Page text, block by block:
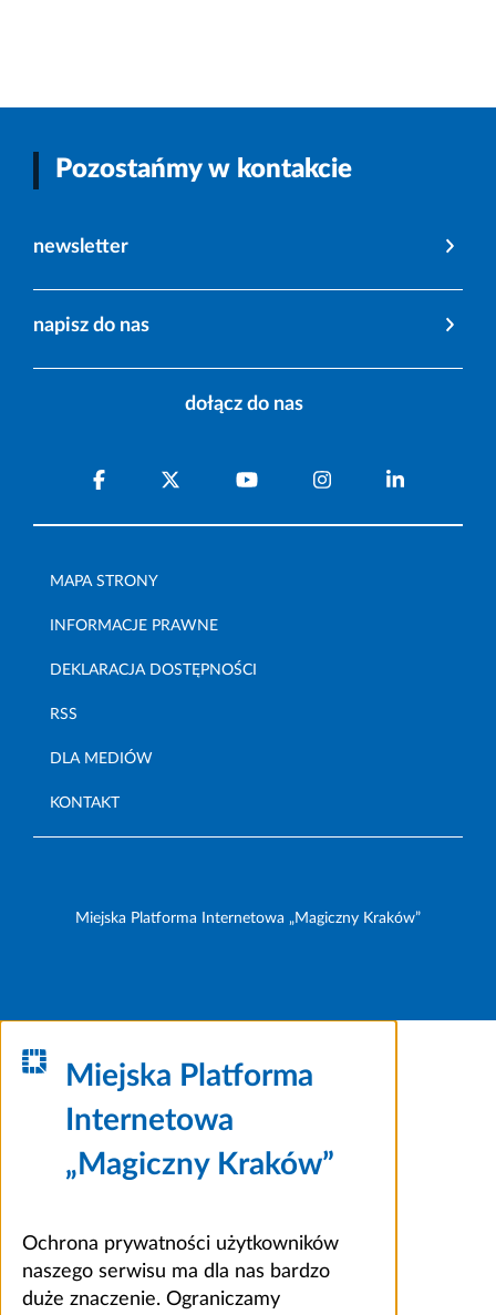
Pozostańmy w kontakcie
newsletter
napisz do nas
dołącz do nas
MAPA STRONY
INFORMACJE PRAWNE
DEKLARACJA DOSTĘPNOŚCI
RSS
DLA MEDIÓW
KONTAKT
Miejska Platforma Internetowa „Magiczny Kraków”
Miejska Platforma
Internetowa
„Magiczny Kraków”
Ochrona prywatności użytkowników
naszego serwisu ma dla nas bardzo
duże znaczenie. Ograniczamy